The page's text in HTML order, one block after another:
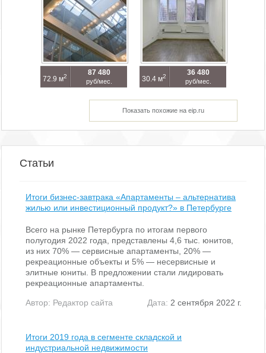
72.9 м2 87 480
руб/мес. 30.4 м2 36 480
руб/мес.
Показать похожие на eip.ru
Статьи
Итоги бизнес-завтрака «Апартаменты – альтернатива
жилью или инвестиционный продукт?» в Петербурге
Всего на рынке Петербурга по итогам первого
полугодия 2022 года, представлены 4,6 тыс. юнитов,
из них 70% — сервисные апартаменты, 20% —
рекреационные объекты и 5% — несервисные и
элитные юниты. В предложении стали лидировать
рекреационные апартаменты.
Автор: Редактор сайта Дата: 2 сентября 2022 г.
Итоги 2019 года в сегменте складской и
индустриальной недвижимости